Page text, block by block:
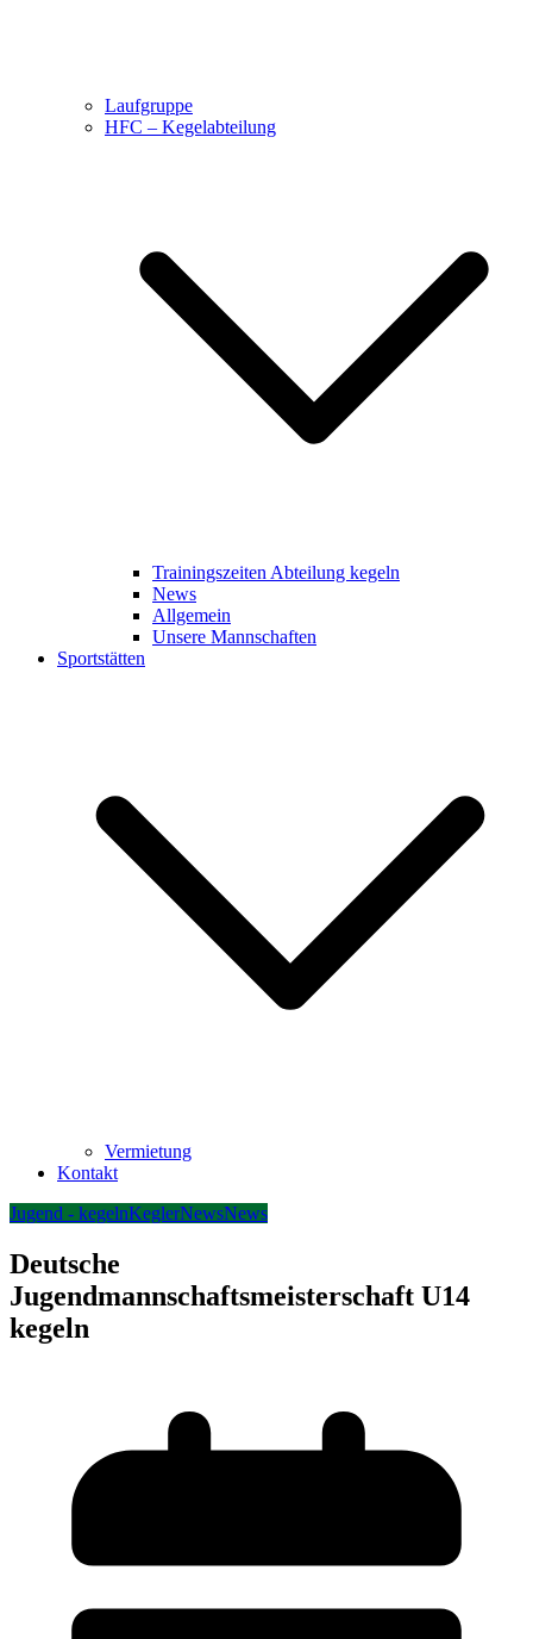
Laufgruppe
HFC – Kegelabteilung
Trainingszeiten Abteilung kegeln
News
Allgemein
Unsere Mannschaften
Sportstätten
Vermietung
Kontakt
Jugend - kegelnKeglerNewsNews
Deutsche
Jugendmannschaftsmeisterschaft U14
kegeln